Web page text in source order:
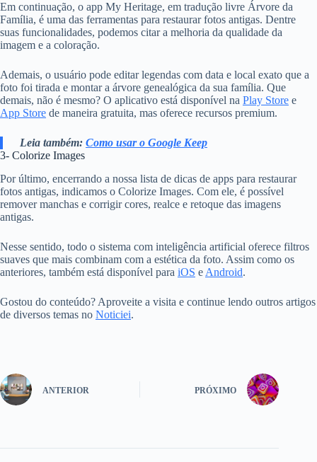
Em continuação, o app My Heritage, em tradução livre Árvore da
Família, é uma das ferramentas para restaurar fotos antigas. Dentre
suas funcionalidades, podemos citar a melhoria da qualidade da
imagem e a coloração.
Ademais, o usuário pode editar legendas com data e local exato que a
foto foi tirada e montar a árvore genealógica da sua família. Que
demais, não é mesmo? O aplicativo está disponível na Play Store e
App Store de maneira gratuita, mas oferece recursos premium.
Leia também: Como usar o Google Keep
3- Colorize Images
Por último, encerrando a nossa lista de dicas de apps para restaurar
fotos antigas, indicamos o Colorize Images. Com ele, é possível
remover manchas e corrigir cores, realce e retoque das imagens
antigas.
Nesse sentido, todo o sistema com inteligência artificial oferece filtros
suaves que mais combinam com a estética da foto. Assim como os
anteriores, também está disponível para iOS e Android.
Gostou do conteúdo? Aproveite a visita e continue lendo outros artigos
de diversos temas no Noticiei.
ANTERIOR PRÓXIMO